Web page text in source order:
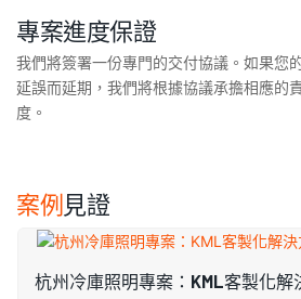
專案進度保證
我們將簽署一份專門的交付協議。如果您
延誤而延期，我們將根據協議承擔相應的
度。
案例見證
杭州冷庫照明專案：KML客製化解